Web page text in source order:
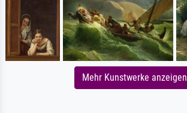
Mehr Kunstwerke anzeigen